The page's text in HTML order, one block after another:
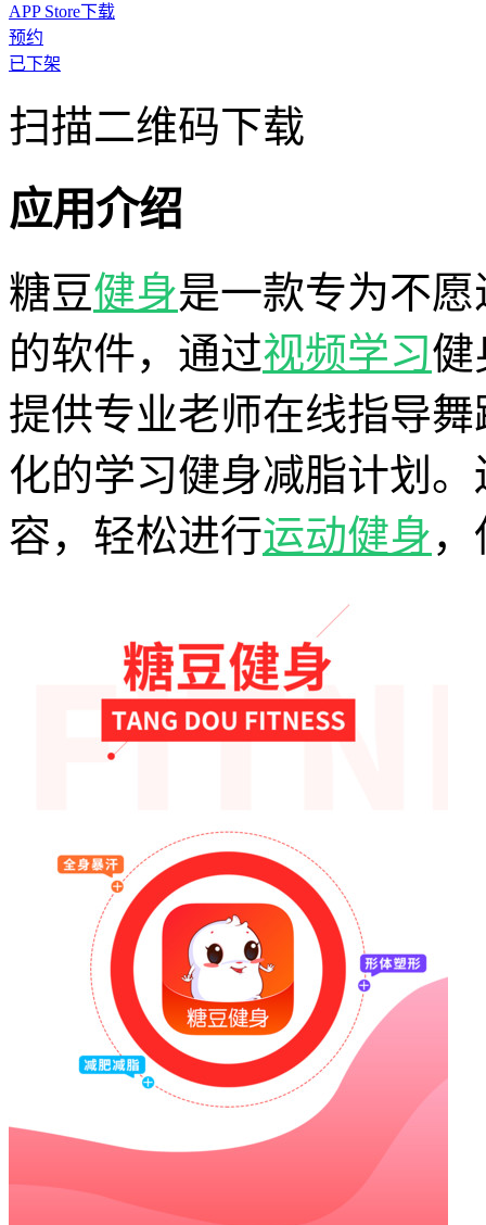
APP Store下载
预约
已下架
扫描二维码下载
应用介绍
糖豆健身是一款专为不
的软件，通过视频学习健
提供专业老师在线指导
化的学习健身减脂计划
容，轻松进行运动健身